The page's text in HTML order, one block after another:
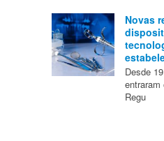
Novas
Desde
Regu